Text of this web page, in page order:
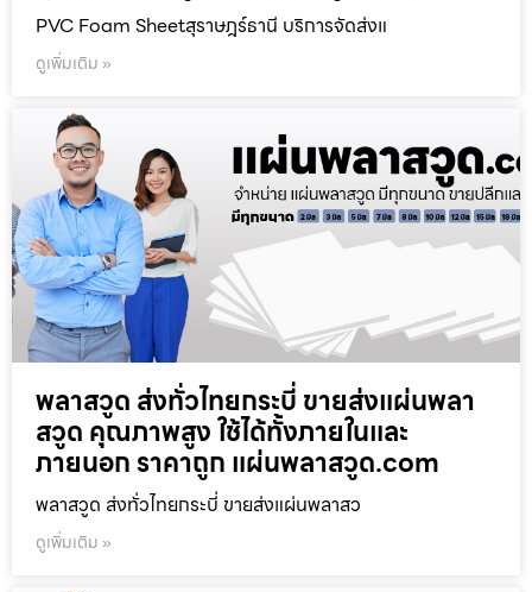
PVC Foam Sheetสุราษฎร์ธานี บริการจัดส่งแ
ดูเพิ่มเติม »
พลาสวูด ส่งทั่วไทยกระบี่ ขายส่งแผ่นพลา
สวูด คุณภาพสูง ใช้ได้ทั้งภายในและ
ภายนอก ราคาถูก แผ่นพลาสวูด.com
พลาสวูด ส่งทั่วไทยกระบี่ ขายส่งแผ่นพลาสว
ดูเพิ่มเติม »